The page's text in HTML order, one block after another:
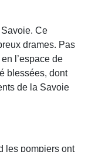
Ce
drames. Pas
l’espace de
blessées, dont
de la Savoie
les pompiers ont